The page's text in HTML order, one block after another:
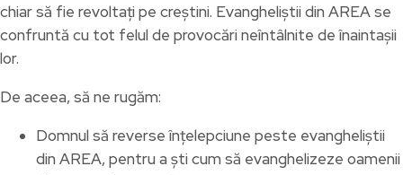
chiar să fie revoltați pe creștini. Evangheliștii din AREA se
confruntă cu tot felul de provocări neîntâlnite de înaintașii
lor.
De aceea, să ne rugăm:
Domnul să reverse înțelepciune peste evangheliștii
din AREA, pentru a ști cum să evanghelizeze oamenii